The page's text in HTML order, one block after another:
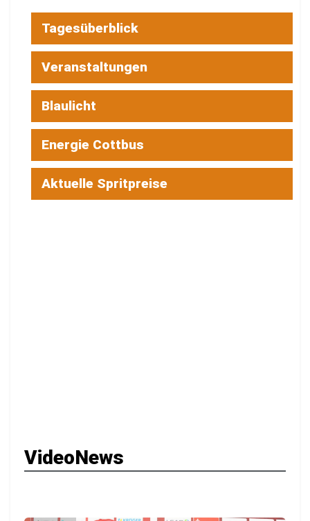
Tagesüberblick
Veranstaltungen
Blaulicht
Energie Cottbus
Aktuelle Spritpreise
VideoNews